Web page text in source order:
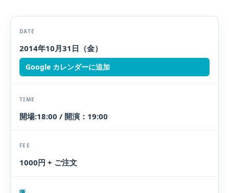
DATE
2014年10月31日（金）
Google カレンダーに追加
TIME
開場:18:00 / 開演：19:00
FEE
1000円 + ご注文